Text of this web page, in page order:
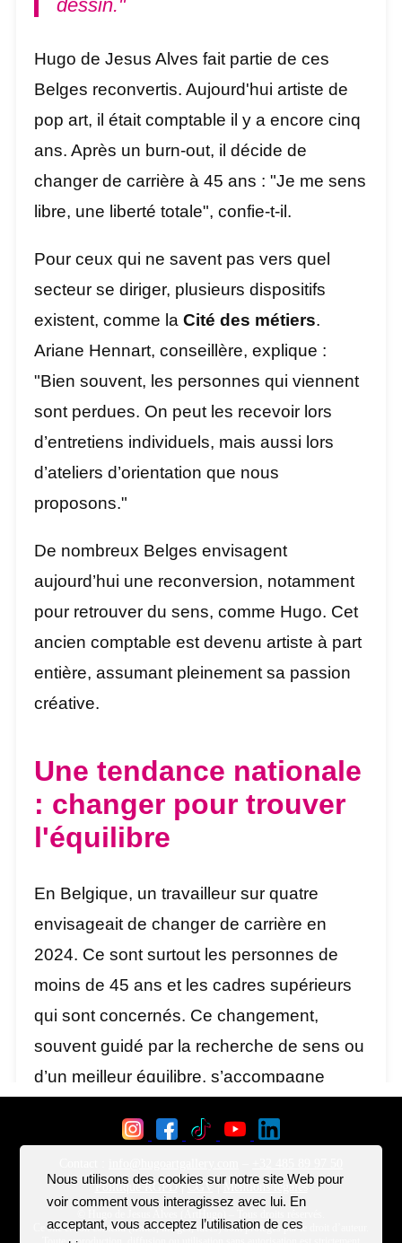
Nous utilisons des cookies sur notre site Web pour
voir comment vous interagissez avec lui. En
acceptant, vous acceptez l’utilisation de ces